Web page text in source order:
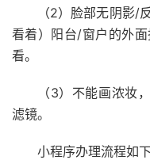
（2）脸部无阴影/
看着）阳台/窗户的外
看。
（3）不能画浓妆
滤镜。
小程序办理流程如下